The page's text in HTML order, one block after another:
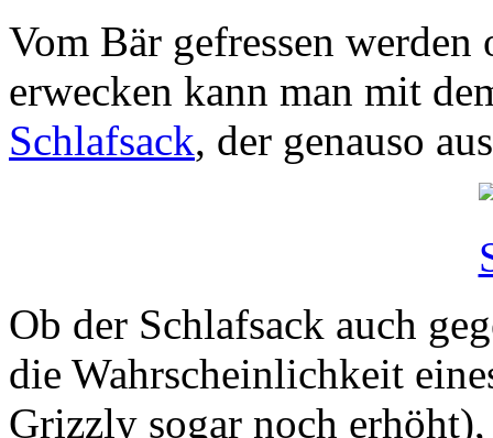
Vom Bär gefressen
erwecken kann man mit
Schlafsack, der genauso
Ob der Schlafsack auch
die Wahrscheinlichkeit
Grizzly sogar noch